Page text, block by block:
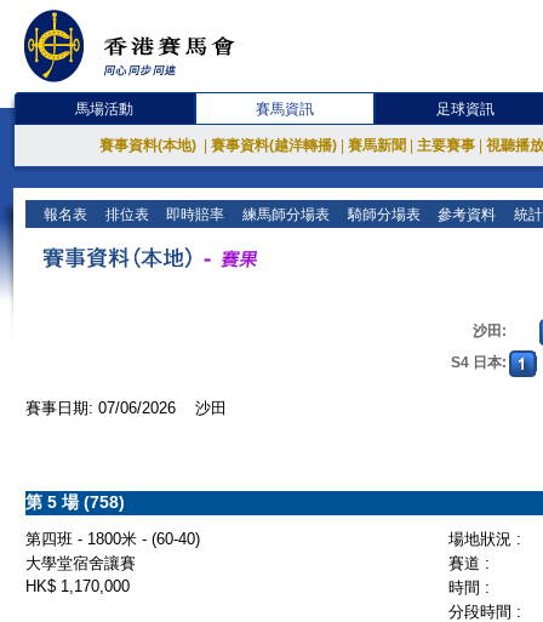
馬場活動 賽馬資訊 足球資訊
賽事資料(本地) 賽事資料(越洋轉播) 賽馬新聞 主要賽事 視聽播
報名表 排位表 即時賠率 練馬師分場表 騎師分場表 參考資料 統
沙田:
S4 日本:
賽事日期: 07/06/2026 沙田
第 5 場 (758)
第四班 - 1800米 - (60-40)
場地狀況 :
大學堂宿舍讓賽
賽道 :
HK$ 1,170,000
時間 :
分段時間 :